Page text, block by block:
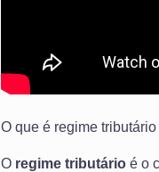
O que é regime
O regime tributário é o